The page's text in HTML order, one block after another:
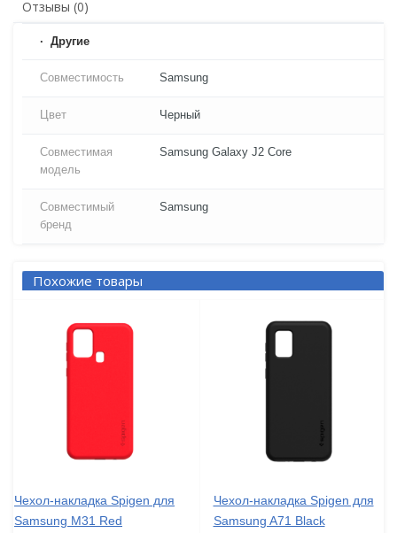
Отзывы (0)
Другие
Совместимость Samsung
Цвет Черный
Совместимая
модель
Samsung Galaxy J2 Core
Совместимый
бренд
Samsung
Похожие товары
Чехол-накладка Spigen для
Samsung M31 Red
Чехол-накладка Spigen для
Samsung A71 Black